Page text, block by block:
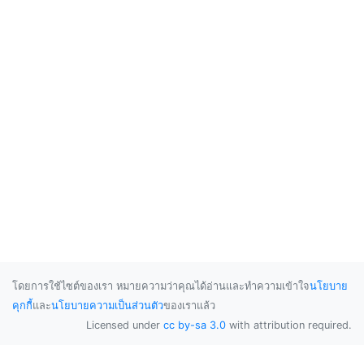
โดยการใช้ไซต์ของเรา หมายความว่าคุณได้อ่านและทำความเข้าใจนโยบาย
คุกกี้และนโยบายความเป็นส่วนตัวของเราแล้ว
Licensed under cc by-sa 3.0 with attribution required.